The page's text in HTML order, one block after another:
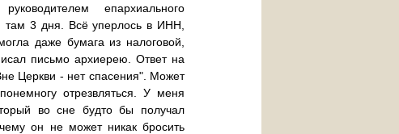
епархиального
там 3 дня. Всё уперлось в ИНН,
даже бумага из налоговой,
письмо архиерею. Ответ на
Церкви - нет спасения". Может
отрезвляться. У меня
во сне будто бы получал
он не может никак бросить